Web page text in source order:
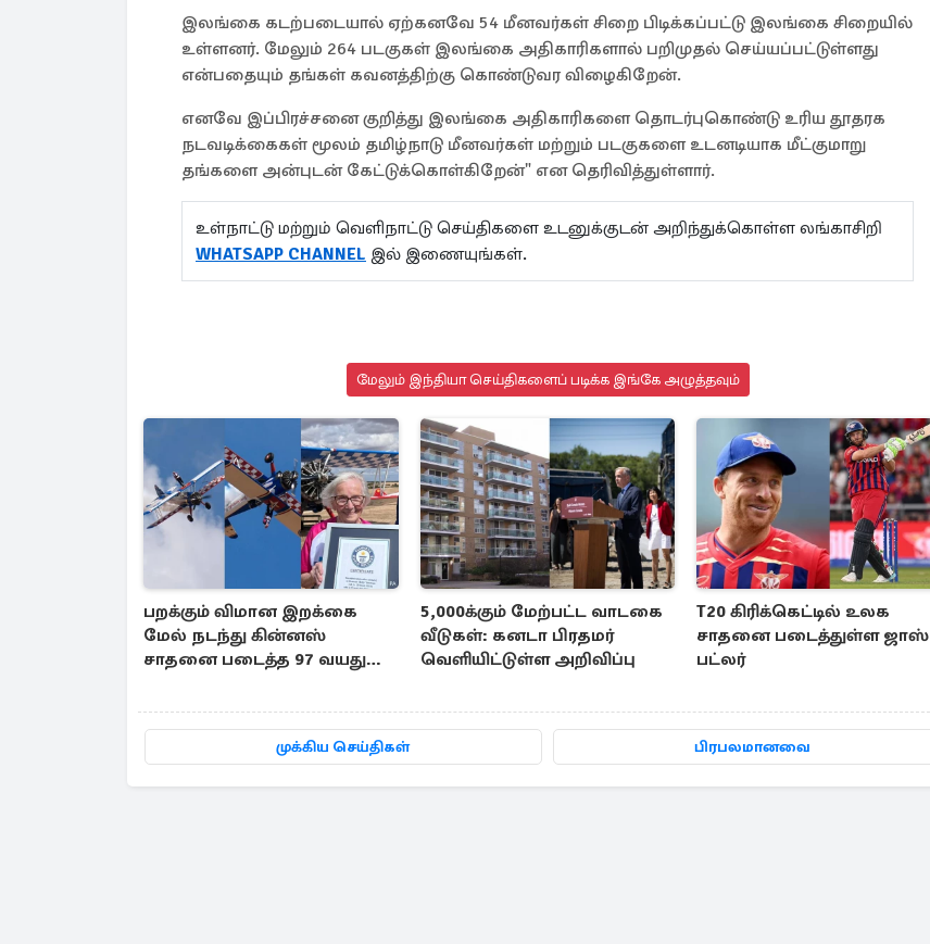
இலங்கை கடற்படையால் ஏற்கனவே 54 மீனவர்கள் சிறை பிடிக்கப்பட்டு இலங்கை சிறையில்
உள்ளனர். மேலும் 264 படகுகள் இலங்கை அதிகாரிகளால் பறிமுதல் செய்யப்பட்டுள்ளது
என்பதையும் தங்கள் கவனத்திற்கு கொண்டுவர விழைகிறேன்.
எனவே இப்பிரச்சனை குறித்து இலங்கை அதிகாரிகளை தொடர்புகொண்டு உரிய தூதரக
நடவடிக்கைகள் மூலம் தமிழ்நாடு மீனவர்கள் மற்றும் படகுகளை உடனடியாக மீட்குமாறு
தங்களை அன்புடன் கேட்டுக்கொள்கிறேன்" என தெரிவித்துள்ளார்.
உள்நாட்டு மற்றும் வெளிநாட்டு செய்திகளை உடனுக்குடன் அறிந்துக்கொள்ள லங்காசிறி
WHATSAPP CHANNEL இல் இணையுங்கள்.
மேலும் இந்தியா செய்திகளைப் படிக்க இங்கே அழுத்தவும்
பறக்கும் விமான இறக்கை
மேல் நடந்து கின்னஸ்
சாதனை படைத்த 97 வயது
5,000க்கும் மேற்பட்ட வாடகை
வீடுகள்: கனடா பிரதமர்
வெளியிட்டுள்ள அறிவிப்பு
T20 கிரிக்கெட்டில் உலக
சாதனை படைத்துள்ள ஜாஸ்
பட்லர்
முக்கிய செய்திகள் பிரபலமானவை